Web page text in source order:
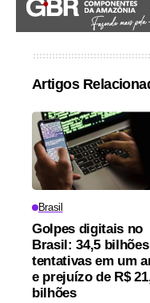
Artigos
Brasil
Golpes digitais no
Brasil: 34,5
tentativas em um
e prejuízo de R$
bilhões